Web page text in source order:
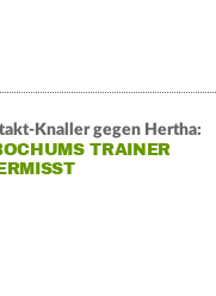
Knaller gegen Hertha:
TRAINER